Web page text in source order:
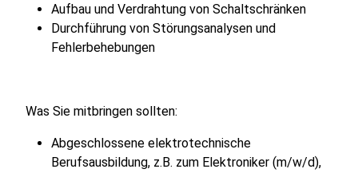
Aufbau und Verdrahtung von Schaltschränken
Durchführung von Störungsanalysen und
Fehlerbehebungen
Was Sie mitbringen sollten:
Abgeschlossene elektrotechnische
Berufsausbildung, z.B. zum Elektroniker (m/w/d),